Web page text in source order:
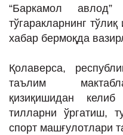
“Баркамол авлод”
тўгаракларнинг
хабар бермоқда
Қолаверса,
таълим
қизиқишидан
тилларни ўргатиш,
спорт машғулотлари